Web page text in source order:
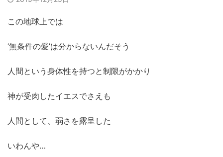
この地球上では
‘無条件の愛’は分からないんだそう
人間という身体性を持つと制限がかかり
神が受肉したイエスでさえも
人間として、弱さを露呈した
いわんや…